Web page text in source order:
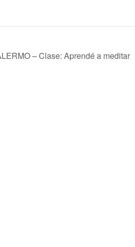
– Clase: Aprendé a meditar